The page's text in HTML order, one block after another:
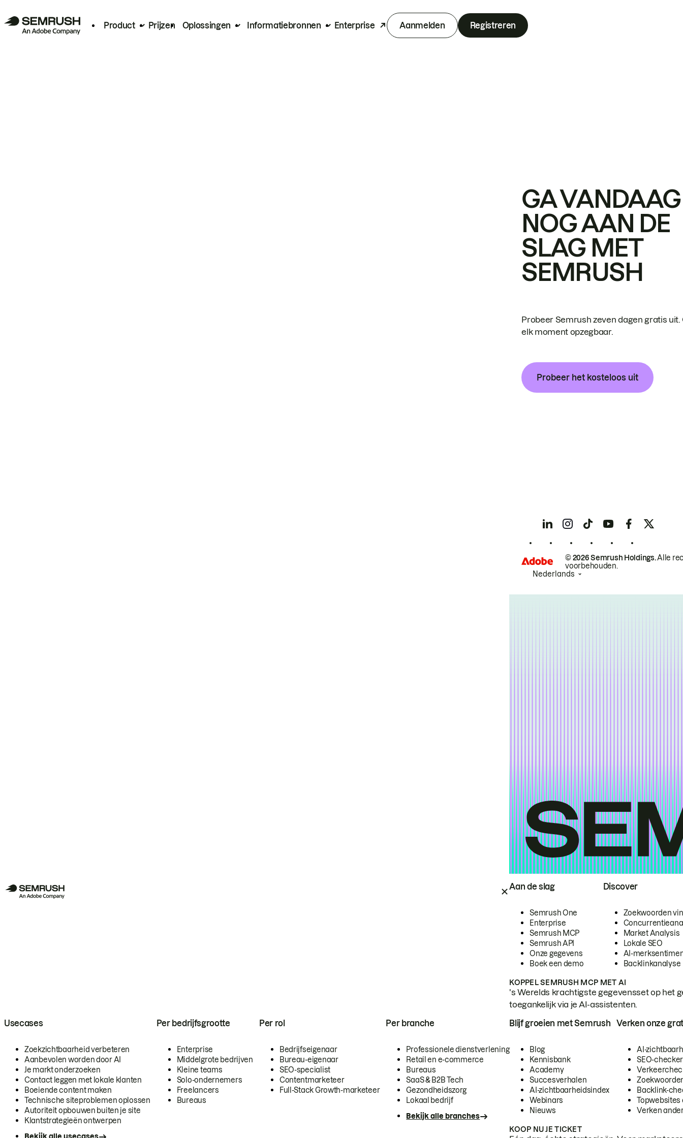
Product Prijzen Oplossingen Informatiebronnen Enterprise Aanmelden Registreren
Aan de slag
Semrush One
Enterprise
Semrush MCP
Semrush API
Onze gegevens
Boek een demo
Discover
Zoekwoorden
Market Analysis
Lokale SEO
AI-
Backlinkanalyse
KOPPEL SEMRUSH MCP MET AI
's Werelds krachtigste gegevensset op het
toegankelijk via je AI-assistenten.
Usecases
Zoekzichtbaarheid verbeteren
Aanbevolen worden door AI
Je markt onderzoeken
Contact leggen met lokale klanten
Boeiende content maken
Technische siteproblemen oplossen
Autoriteit opbouwen buiten je site
Klantstrategieën ontwerpen
Per bedrijfsgrootte
Enterprise
Middelgrote bedrijven
Kleine teams
Solo-ondernemers
Freelancers
Bureaus
Per rol
Bedrijfseigenaar
Bureau-eigenaar
SEO-specialist
Contentmarketeer
Full-Stack Growth-marketeer
Per branche
Professionele dienstverlening
Retail en e-commerce
Bureaus
SaaS & B2B Tech
Gezondheidszorg
Lokaal bedrijf
Bekijk alle branches
Blijf groeien met Semrush
Blog
Kennisbank
Academy
Succesverhalen
AI-zichtbaarheidsindex
Webinars
Nieuws
Verken onze
AI-
SEO-checker
Backlink-
Topwebsites
Verken
KOOP NU JE TICKET
GA VANDAAG
NOG AAN DE
SLAG MET
SEMRUSH
Probeer Semrush zeven dagen gratis uit.
elk moment opzegbaar.
Probeer het kosteloos uit
© 2026 Semrush Holdings.Alle
voorbehouden.
Nederlands